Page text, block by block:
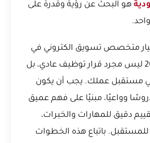
هو البحث عن رؤية وقدرة على
متخصص تسويق الكتروني في
مكة لعام 2026 ليس مجرد قرار توظيف عادي، بل
مستقبل عملك. يجب أن يكون
وواعيًا، مبنيًا على فهم عميق
دقيق للمهارات والخبرات،
باتباع هذه الخطوات